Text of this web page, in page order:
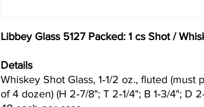
Libbey Glass 5127 Packed: 1 cs Shot /
Details
Whiskey Shot Glass, 1‐1/2 oz., fluted (must
of 4 dozen) (H 2‐7/8"; T 2‐1/4"; B 1‐3/4"; D